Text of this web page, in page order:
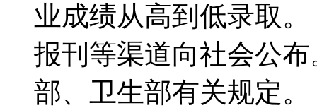
业成绩从高到低录取
报刊等渠道向社会公
部、卫生部有关规